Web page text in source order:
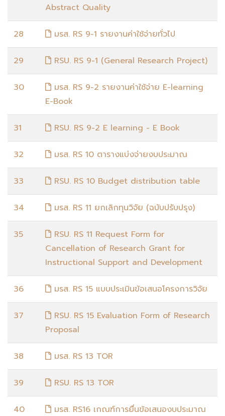
Abstract Quality
28 มรส. RS 9-1 รายงานค่าใช้จ่ายทั่วไป
29 RSU. RS 9-1 (General Research Project)
30
มรส. RS 9-2 รายงานค่าใช้จ่าย E-learning
E-Book
31 RSU. RS 9-2 E learning - E Book
32 มรส. RS 10 ตารางแบ่งจ่ายงบประมาณ
33 RSU. RS 10 Budget distribution table
34 มรส. RS 11 ยกเลิกทุนวิจัย (ฉบับปรับปรุง)
35
RSU. RS 11 Request Form for
Cancellation of Research Grant for
Instructional Support and Development
36 มรส. RS 15 แบบประเมินข้อเสนอโครงการวิจัย
37
RSU. RS 15 Evaluation Form of Research
Proposal
38 มรส. RS 13 TOR
39 RSU. RS 13 TOR
40
มรส. RS16 เกณฑ์การยื่นข้อเสนองบประมาณ